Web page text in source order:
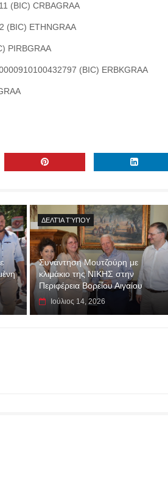
(BIC) CRBAGRAA
(BIC) ETHNGRAA
PIRBGRAA
(BIC) ERBKGRAA
ΔΕΛΤΊΑ ΤΎΠΟΥ
Συνάντηση Μουτζούρη με
κλιμάκιο της ΝΙΚΗΣ στην
Περιφέρεια Βορείου Αιγαίου
Ιούλιος 14, 2026